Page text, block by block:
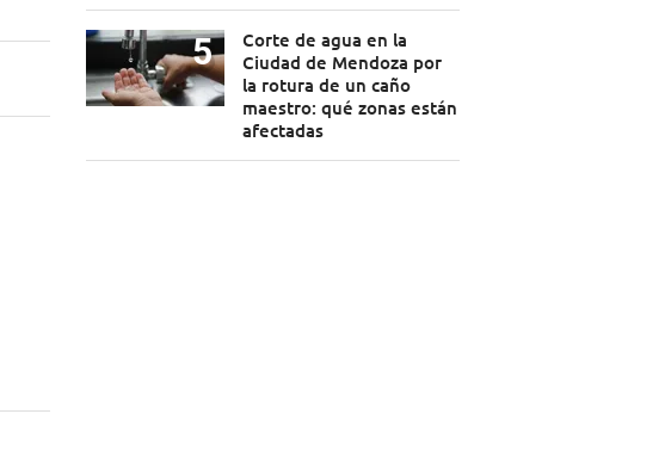
Corte de agua en la
Ciudad de Mendoza por
la rotura de un caño
maestro: qué zonas están
afectadas